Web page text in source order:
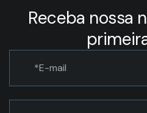
Receba nossa